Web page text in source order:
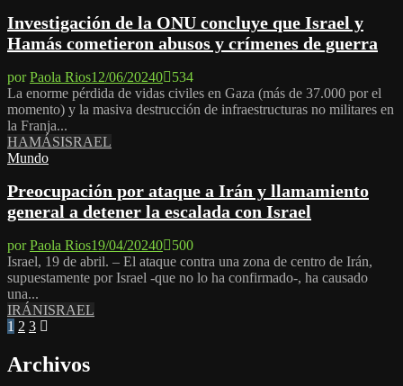
Investigación de la ONU concluye que Israel y
Hamás cometieron abusos y crímenes de guerra
porPaola Rios12/06/20240
534
La enorme pérdida de vidas civiles en Gaza (más de 37.000 por el
momento) y la masiva destrucción de infraestructuras no militares en
la Franja...
HAMÁSISRAEL
Mundo
Preocupación por ataque a Irán y llamamiento
general a detener la escalada con Israel
porPaola Rios19/04/20240
500
Israel, 19 de abril. – El ataque contra una zona de centro de Irán,
supuestamente por Israel -que no lo ha confirmado-, ha causado
una...
IRÁNISRAEL
Paginación
de
entradas
1 2 3
Archivos